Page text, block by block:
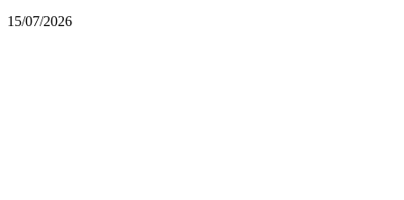
15/07/2026